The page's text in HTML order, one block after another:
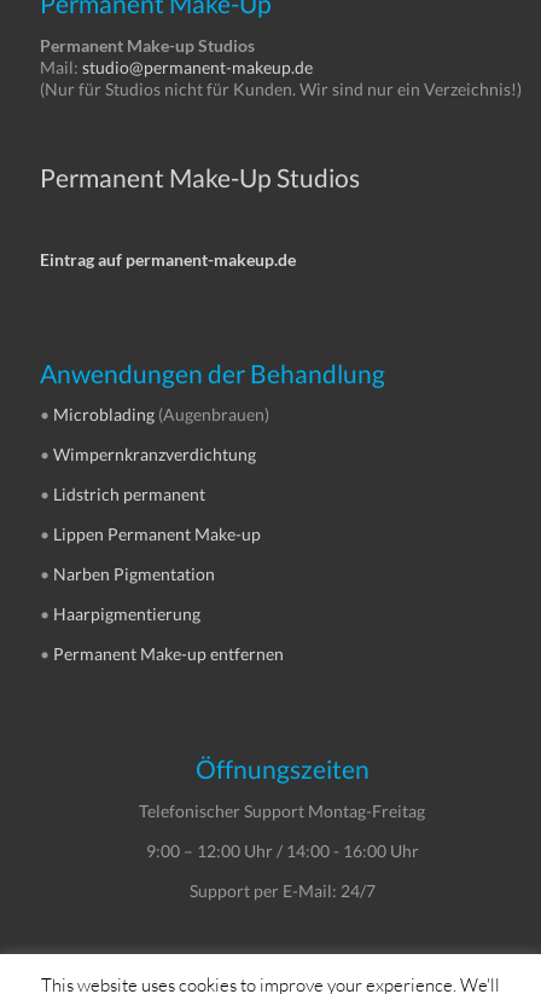
Permanent Make-up Studios
Mail:studio@permanent-makeup.de
(Nur für Studios nicht für Kunden. Wir sind nur ein Verzeichnis!)
Permanent Make-Up Studios
Eintrag auf permanent-makeup.de
Anwendungen der Behandlung
• Microblading (Augenbrauen)
•Wimpernkranzverdichtung
• Lidstrich permanent
• Lippen Permanent Make-up
• Narben Pigmentation
• Haarpigmentierung
• Permanent Make-up entfernen
Öffnungszeiten
Telefonischer Support Montag-Freitag
9:00 – 12:00 Uhr / 14:00 - 16:00 Uhr
Support per E-Mail: 24/7
This website uses cookies to improve your experience. We'll